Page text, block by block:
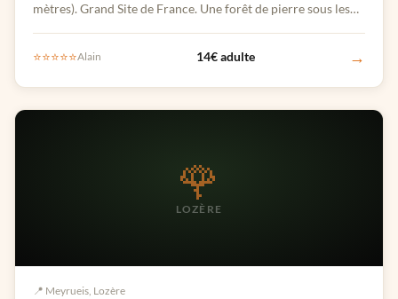
mètres). Grand Site de France. Une forêt de pierre sous les
⭐⭐⭐⭐⭐Alain 14€ adulte →
🌹
LOZÈRE
📍 Meyrueis, Lozère